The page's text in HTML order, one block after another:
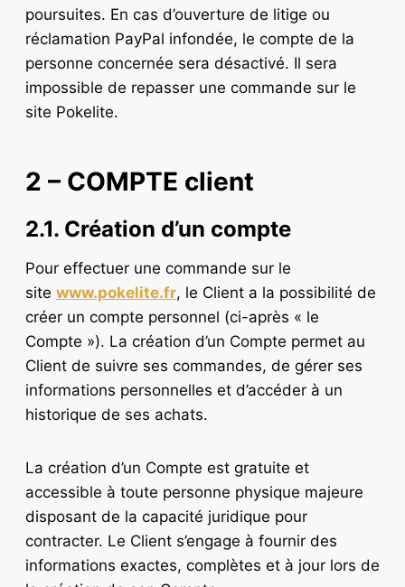
poursuites. En cas d’ouverture de litige ou
réclamation PayPal infondée, le compte de la
personne concernée sera désactivé. Il sera
impossible de repasser une commande sur le
site Pokelite.
2 – COMPTE client
2.1. Création d’un compte
Pour effectuer une commande sur le
site www.pokelite.fr, le Client a la possibilité de
créer un compte personnel (ci-après « le
Compte »). La création d’un Compte permet au
Client de suivre ses commandes, de gérer ses
informations personnelles et d’accéder à un
historique de ses achats.
La création d’un Compte est gratuite et
accessible à toute personne physique majeure
disposant de la capacité juridique pour
contracter. Le Client s’engage à fournir des
informations exactes, complètes et à jour lors de